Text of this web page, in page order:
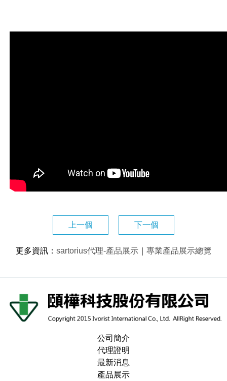
上一個 下一個
更多資訊 ： sartorius代理-產品展示 專業產品展示總覽
公司簡介
代理證明
最新消息
產品展示